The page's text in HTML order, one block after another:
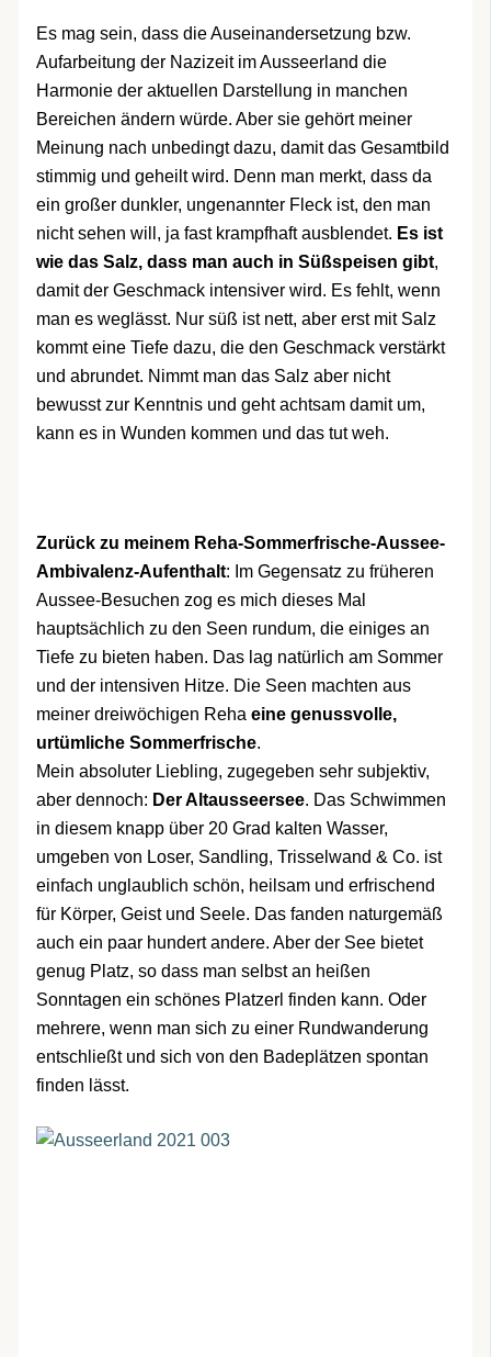
Es mag sein, dass die Auseinandersetzung bzw.
Aufarbeitung der Nazizeit im Ausseerland die
Harmonie der aktuellen Darstellung in manchen
Bereichen ändern würde. Aber sie gehört meiner
Meinung nach unbedingt dazu, damit das Gesamtbild
stimmig und geheilt wird. Denn man merkt, dass da
ein großer dunkler, ungenannter Fleck ist, den man
nicht sehen will, ja fast krampfhaft ausblendet. Es ist
wie das Salz, dass man auch in Süßspeisen gibt,
damit der Geschmack intensiver wird. Es fehlt, wenn
man es weglässt. Nur süß ist nett, aber erst mit Salz
kommt eine Tiefe dazu, die den Geschmack verstärkt
und abrundet. Nimmt man das Salz aber nicht
bewusst zur Kenntnis und geht achtsam damit um,
kann es in Wunden kommen und das tut weh.
Zurück zu meinem Reha-Sommerfrische-Aussee-
Ambivalenz-Aufenthalt: Im Gegensatz zu früheren
Aussee-Besuchen zog es mich dieses Mal
hauptsächlich zu den Seen rundum, die einiges an
Tiefe zu bieten haben. Das lag natürlich am Sommer
und der intensiven Hitze. Die Seen machten aus
meiner dreiwöchigen Reha eine genussvolle,
urtümliche Sommerfrische.
Mein absoluter Liebling, zugegeben sehr subjektiv,
aber dennoch: Der Altausseersee. Das Schwimmen
in diesem knapp über 20 Grad kalten Wasser,
umgeben von Loser, Sandling, Trisselwand & Co. ist
einfach unglaublich schön, heilsam und erfrischend
für Körper, Geist und Seele. Das fanden naturgemäß
auch ein paar hundert andere. Aber der See bietet
genug Platz, so dass man selbst an heißen
Sonntagen ein schönes Platzerl finden kann. Oder
mehrere, wenn man sich zu einer Rundwanderung
entschließt und sich von den Badeplätzen spontan
finden lässt.